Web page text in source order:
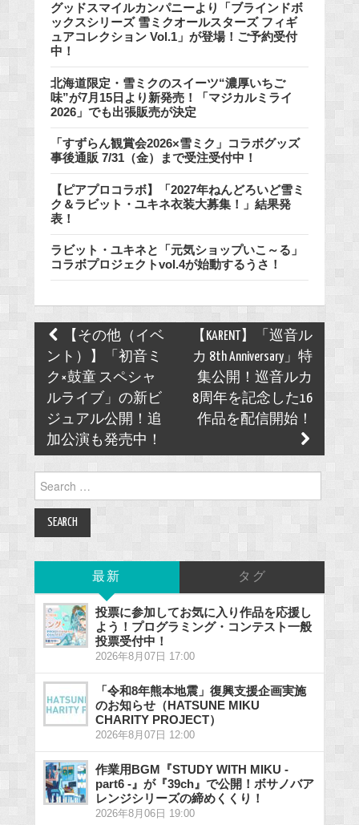
グッドスマイルカンパニーより「ブラインドボ
ックスシリーズ 雪ミクオールスターズ フィギ
ュアコレクション Vol.1」が登場！ご予約受付
中！
北海道限定・雪ミクのスイーツ“濃厚いちご
味”が7月15日より新発売！「マジカルミライ
2026」でも出張販売が決定
「すずらん観賞会2026×雪ミク」コラボグッズ
事後通販 7/31（金）まで受注受付中！
【ピアプロコラボ】「2027年ねんどろいど雪ミ
ク＆ラビット・ユキネ衣装大募集！」結果発
表！
ラビット・ユキネと「元気ショップいこ～る」
コラボプロジェクトvol.4が始動するうさ！
Post
navigation
【その他（イベ
ント）】「初音ミ
ク×鼓童 スペシャ
ルライブ」の新ビ
ジュアル公開！追
加公演も発売中！
【KARENT】「巡音ル
カ 8th Anniversary」特
集公開！巡音ルカ
8周年を記念した16
作品を配信開始！
for:
最新 タグ
投票に参加してお気に入り作品を応援し
よう！プログラミング・コンテスト一般
投票受付中！
2026年8月07日 17:00
「令和8年熊本地震」復興支援企画実施
のお知らせ（HATSUNE MIKU
CHARITY PROJECT）
2026年8月07日 12:00
作業用BGM『STUDY WITH MIKU -
part6 -』が『39ch』で公開！ボサノバア
レンジシリーズの締めくくり！
2026年8月06日 19:00